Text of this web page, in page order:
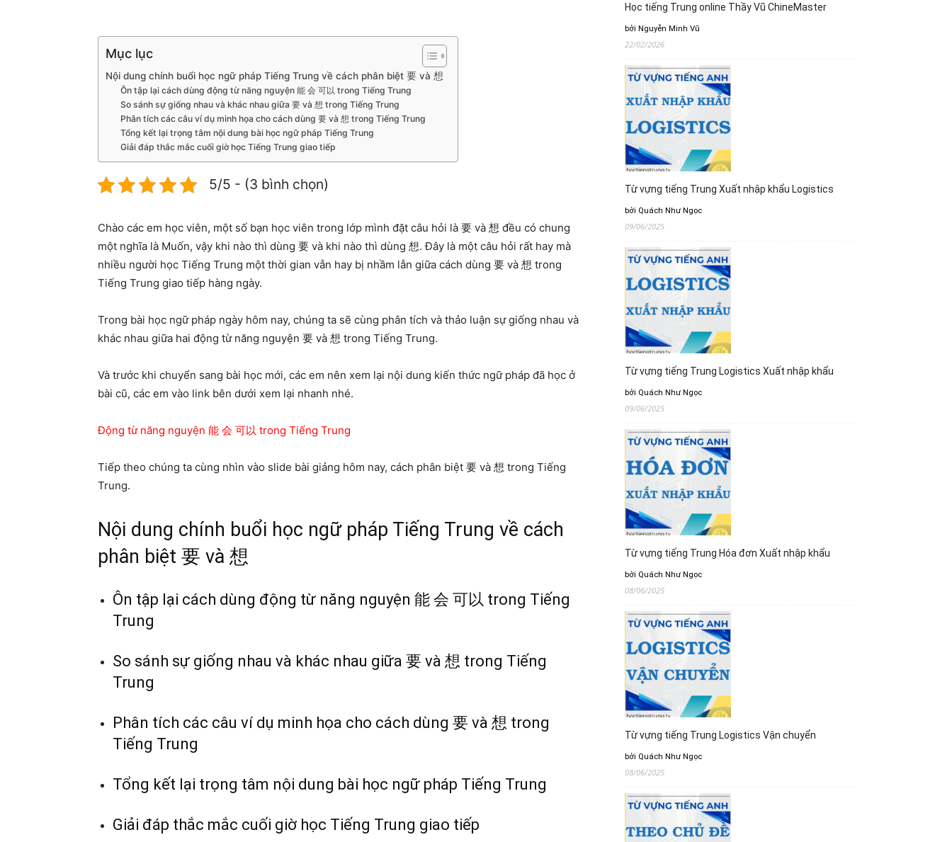
Mục lục
Nội dung chính buổi học ngữ pháp Tiếng Trung về cách phân biệt 要 và 想
Ôn tập lại cách dùng động từ năng nguyện 能 会 可以 trong Tiếng Trung
So sánh sự giống nhau và khác nhau giữa 要 và 想 trong Tiếng Trung
Phân tích các câu ví dụ minh họa cho cách dùng 要 và 想 trong Tiếng Trung
Tổng kết lại trọng tâm nội dung bài học ngữ pháp Tiếng Trung
Giải đáp thắc mắc cuối giờ học Tiếng Trung giao tiếp
5/5 - (3 bình chọn)
Chào các em học viên, một số bạn học viên trong lớp mình đặt câu hỏi là 要 và 想 đều có chung
một nghĩa là Muốn, vậy khi nào thì dùng 要 và khi nào thì dùng 想. Đây là một câu hỏi rất hay mà
nhiều người học Tiếng Trung một thời gian vẫn hay bị nhầm lẫn giữa cách dùng 要 và 想 trong
Tiếng Trung giao tiếp hàng ngày.
Trong bài học ngữ pháp ngày hôm nay, chúng ta sẽ cùng phân tích và thảo luận sự giống nhau và
khác nhau giữa hai động từ năng nguyện 要 và 想 trong Tiếng Trung.
Và trước khi chuyển sang bài học mới, các em nên xem lại nội dung kiến thức ngữ pháp đã học ở
bài cũ, các em vào link bên dưới xem lại nhanh nhé.
Động từ năng nguyện 能 会 可以 trong Tiếng Trung
Tiếp theo chúng ta cùng nhìn vào slide bài giảng hôm nay, cách phân biệt 要 và 想 trong Tiếng
Trung.
Nội dung chính buổi học ngữ pháp Tiếng Trung về cách
phân biệt 要 và 想
Ôn tập lại cách dùng động từ năng nguyện 能 会 可以 trong Tiếng
Trung
So sánh sự giống nhau và khác nhau giữa 要 và 想 trong Tiếng
Trung
Phân tích các câu ví dụ minh họa cho cách dùng 要 và 想 trong
Tiếng Trung
Tổng kết lại trọng tâm nội dung bài học ngữ pháp Tiếng Trung
Giải đáp thắc mắc cuối giờ học Tiếng Trung giao tiếp
Học tiếng Trung online Thầy Vũ ChineMaster
bởi Nguyễn Minh Vũ
22/02/2026
Từ vựng tiếng Trung Xuất nhập khẩu Logistics
bởi Quách Như Ngọc
09/06/2025
Từ vựng tiếng Trung Logistics Xuất nhập khẩu
bởi Quách Như Ngọc
09/06/2025
Từ vựng tiếng Trung Hóa đơn Xuất nhập khẩu
bởi Quách Như Ngọc
08/06/2025
Từ vựng tiếng Trung Logistics Vận chuyển
bởi Quách Như Ngọc
08/06/2025